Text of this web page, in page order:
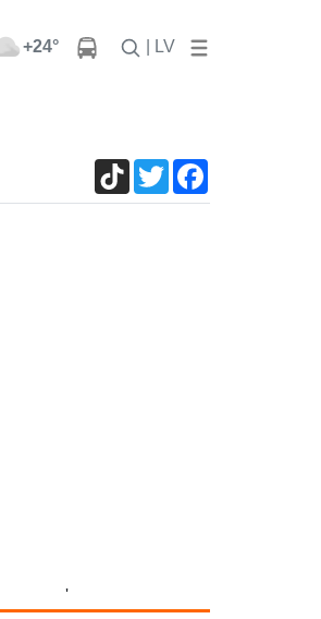
+24° | LV
TikTokTwitter
'